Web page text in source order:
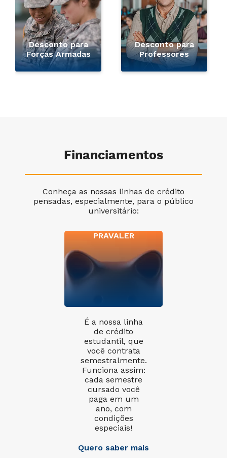
Desconto para
Forças Armadas
Desconto para
Professores
Financiamentos
Conheça as nossas linhas de crédito
pensadas, especialmente, para o público
universitário:
PRAVALER
É a nossa linha
de crédito
estudantil, que
você contrata
semestralmente.
Funciona assim:
cada semestre
cursado você
paga em um
ano, com
condições
especiais!
Quero saber mais